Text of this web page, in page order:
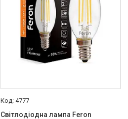
4777
Світлодіодна лампа Feron